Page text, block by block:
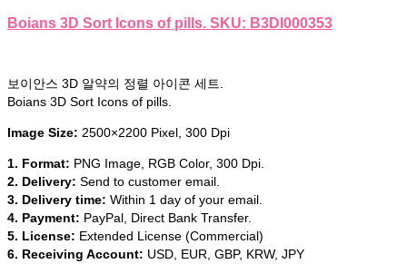
Boians 3D Sort Icons of pills. SKU: B3DI000353
보이안스 3D 알약의 정렬 아이콘 세트.
Boians 3D Sort Icons of pills.
Image Size: 2500×2200 Pixel, 300 Dpi
1. Format: PNG Image, RGB Color, 300 Dpi.
2. Delivery: Send to customer email.
3. Delivery time: Within 1 day of your email.
4. Payment: PayPal, Direct Bank Transfer.
5. License: Extended License (Commercial)
6. Receiving Account: USD, EUR, GBP, KRW, JPY